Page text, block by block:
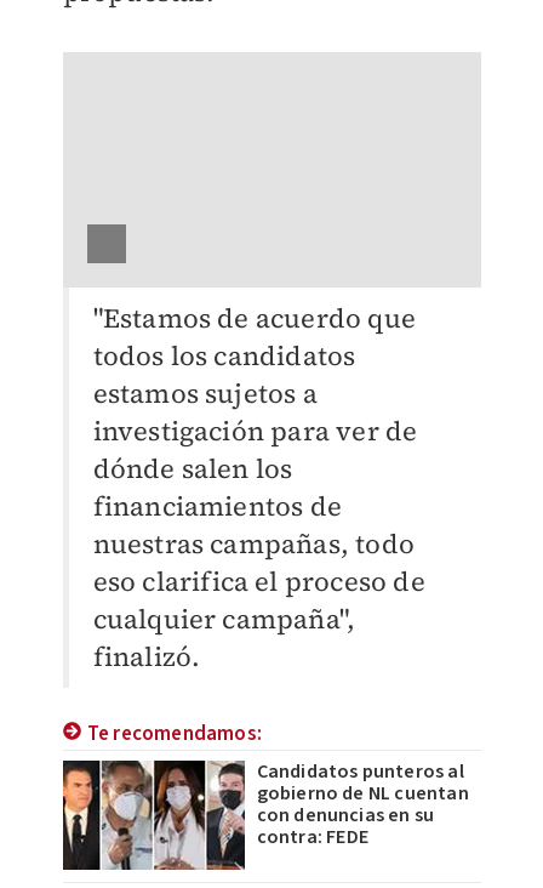
"Estamos de acuerdo que
todos los candidatos
estamos sujetos a
investigación para ver de
dónde salen los
financiamientos de
nuestras campañas, todo
eso clarifica el proceso de
cualquier campaña",
finalizó.
Te recomendamos:
Candidatos punteros al
gobierno de NL cuentan
con denuncias en su
contra: FEDE